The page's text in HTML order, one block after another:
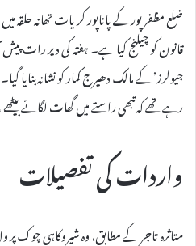
ضلع مظفرپور کے پاناپور کریات تھانہ حلقہ
قانون کو چیلنج کیا ہے۔ ہفتہ کی دیر رات
جیولرز’ کے مالک دھیرج کمار کو نشانہ بنایا
رہے تھے کہ تبھی راستے میں گھات لگائے
واردات کی تفصیلات
متاثرہ تاجر کے مطابق، وہ شیروکاہی چوک پر